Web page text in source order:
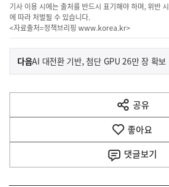
기사 이용 시에는 출처를 반드시 표기해야 하며, 위반 시
에 따라 처벌될 수 있습니다.
<자료출처=정책브리핑 www.korea.kr>
이
전
다
음
다음기
AI 대전환 기반, 첨단 GPU 26만 장 확보
공유
열
기
좋아요
댓글보기